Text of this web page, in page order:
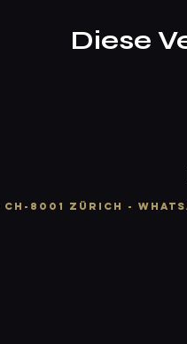
Diese
CH-8001 ZÜRICH -